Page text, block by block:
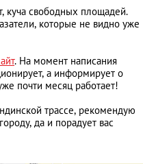
куча свободных площадей.
которые не видно уже
. На момент написания
а информирует о
почти месяц работает!
трассе, рекомендую
да и порадует вас